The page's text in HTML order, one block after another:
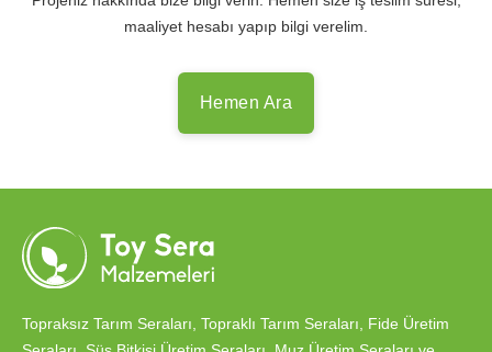
maaliyet hesabı yapıp bilgi verelim.
Hemen Ara
Topraksız Tarım Seraları, Topraklı Tarım Seraları, Fide Üretim